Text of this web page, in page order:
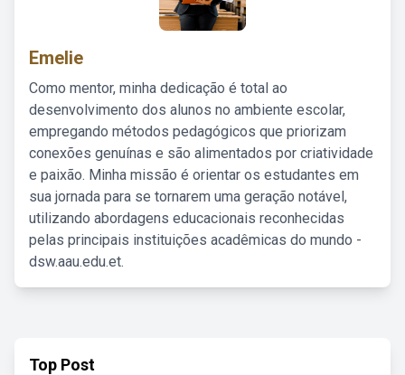
Emelie
Como mentor, minha dedicação é total ao
desenvolvimento dos alunos no ambiente escolar,
empregando métodos pedagógicos que priorizam
conexões genuínas e são alimentados por criatividade
e paixão. Minha missão é orientar os estudantes em
sua jornada para se tornarem uma geração notável,
utilizando abordagens educacionais reconhecidas
pelas principais instituições acadêmicas do mundo -
dsw.aau.edu.et.
Top Post